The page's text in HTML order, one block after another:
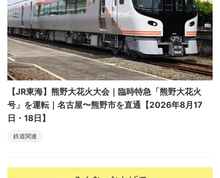
【JR東海】熊野大花火大会｜臨時特急「熊野大花火
号」を運転｜名古屋〜熊野市を直通【2026年8月17
日・18日】
鉄道関連